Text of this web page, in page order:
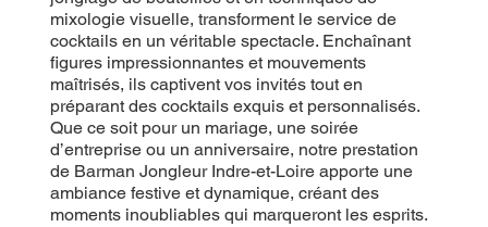
mixologie visuelle, transforment le service de
cocktails en un véritable spectacle. Enchaînant
figures impressionnantes et mouvements
maîtrisés, ils captivent vos invités tout en
préparant des cocktails exquis et personnalisés.
Que ce soit pour un mariage, une soirée
d’entreprise ou un anniversaire, notre prestation
de Barman Jongleur Indre-et-Loire apporte une
ambiance festive et dynamique, créant des
moments inoubliables qui marqueront les esprits.